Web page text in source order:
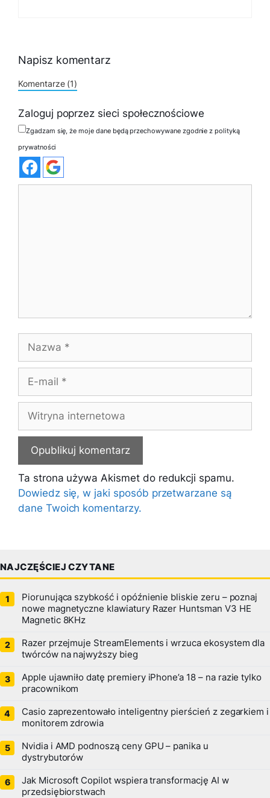
Napisz komentarz
Komentarze (1)
Zaloguj poprzez sieci społecznościowe
Zgadzam się, że moje dane będą przechowywane zgodnie z polityką
prywatności
Nazwa
Witryna
internetowa
Ta strona używa Akismet do redukcji spamu.
Dowiedz się, w jaki sposób przetwarzane są
dane Twoich komentarzy.
NAJCZĘŚCIEJ CZYTANE
Piorunująca szybkość i opóźnienie bliskie zeru – poznaj
nowe magnetyczne klawiatury Razer Huntsman V3 HE
Magnetic 8KHz
Razer przejmuje StreamElements i wrzuca ekosystem dla
twórców na najwyższy bieg
Apple ujawniło datę premiery iPhone’a 18 – na razie tylko
pracownikom
Casio zaprezentowało inteligentny pierścień z zegarkiem i
monitorem zdrowia
Nvidia i AMD podnoszą ceny GPU – panika u
dystrybutorów
Jak Microsoft Copilot wspiera transformację AI w
przedsiębiorstwach